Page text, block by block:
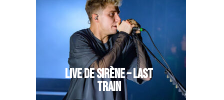
LIVE DE SIRÈNE – LAST
TRAIN